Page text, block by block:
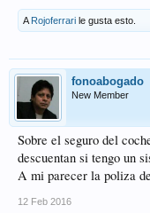
A Rojoferrari le gusta esto.
fonoabogado
New Member
Sobre el seguro del
descuentan si tengo un
A mi parecer la poliza
12 Feb 2016